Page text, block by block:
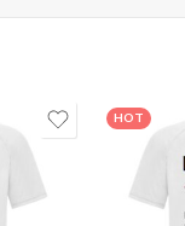
HOT